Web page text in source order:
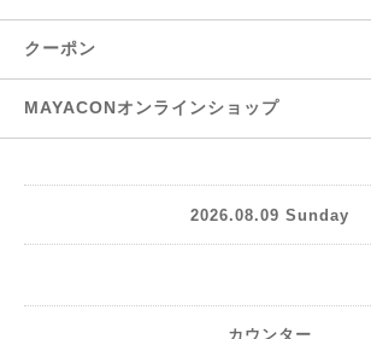
クーポン
MAYACONオンラインショップ
2026.08.09 Sunday
カウンター